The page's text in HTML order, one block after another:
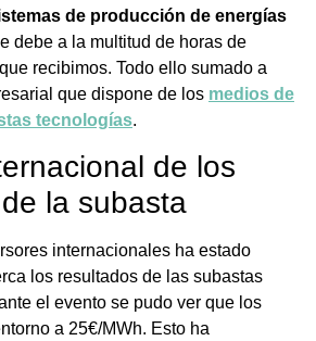
de producción de energías
debe a la multitud de horas de
recibimos. Todo ello sumado a
que dispone de los medios de
tecnologías.
de los
la subasta
internacionales ha estado
los resultados de las subastas
el evento se pudo ver que los
a 25€/MWh. Esto ha